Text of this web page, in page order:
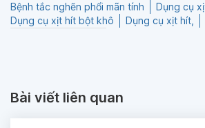
Bệnh tắc nghẽn phổi mãn tính
Dụng cụ
Dụng cụ xịt hít bột khô
Dụng cụ xịt hít,
Bài viết liên quan